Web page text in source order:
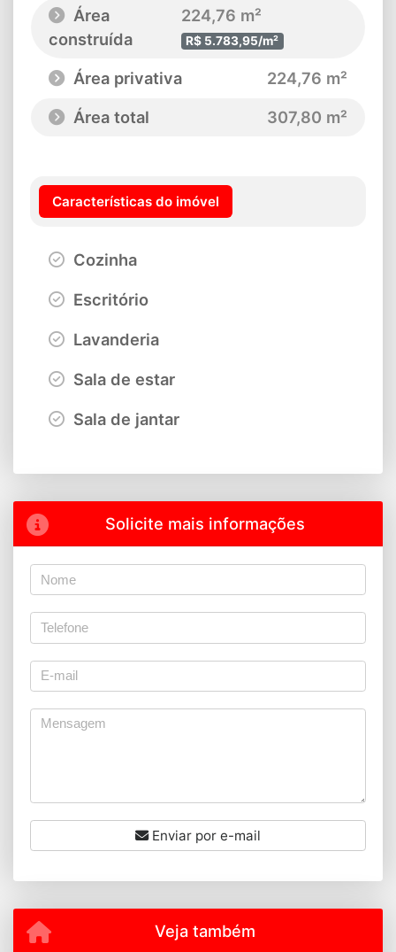
Área
construída
224,76 m²
R$ 5.783,95/m²
Área privativa
224,76 m²
Área total
307,80 m²
Características do imóvel
Cozinha
Escritório
Lavanderia
Sala de estar
Sala de jantar
Solicite mais informações
Enviar por e-mail
Veja também